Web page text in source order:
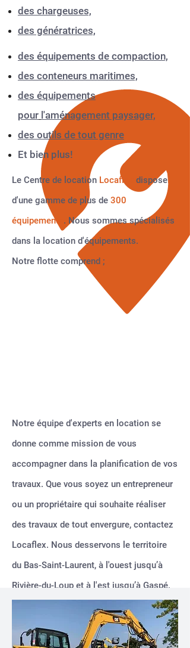
des chargeuses,
des génératrices,
des équipements de compaction,
des conteneurs maritimes,
des équipements
pour l'aménagement paysager,
des outils de tout genre
Et bien plus!
Le Centre de location Locaflex dispose
d'une gamme de plus de 300
équipements . Nous sommes spécialisés
dans la location d'équipements.
Notre flotte comprend ;
Notre équipe d'experts en location se
donne comme mission de vous
accompagner dans la planification de vos
travaux. Que vous soyez un entrepreneur
ou un propriétaire qui souhaite réaliser
des travaux de tout envergure, contactez
Locaflex. Nous desservons le territoire
du Bas-Saint-Laurent, à l'ouest jusqu’à
Rivière-du-Loup et à l'est jusqu’à Gaspé.